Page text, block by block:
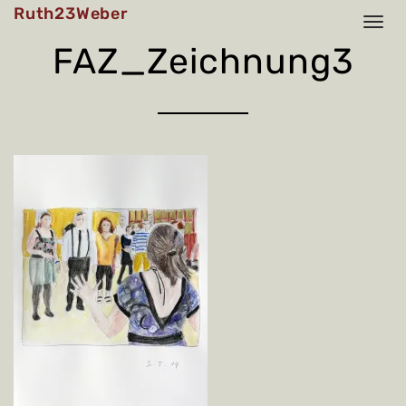
SkipRuth23Weber
FAZ_Zeichnung3